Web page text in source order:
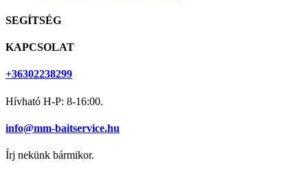
SEGÍTSÉG
KAPCSOLAT
+36302238299
Hívható H-P: 8-16:00.
info@mm-baitservice.hu
Írj nekünk bármikor.